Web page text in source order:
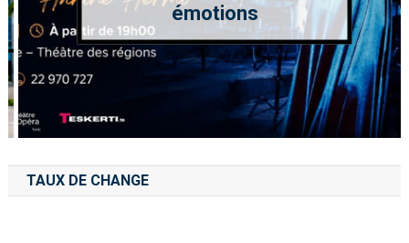
émotions
TAUX DE CHANGE